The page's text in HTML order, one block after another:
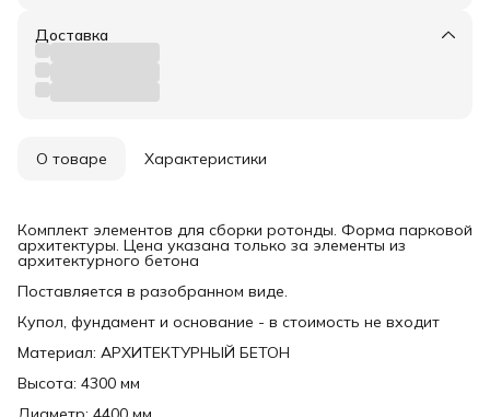
Доставка
О товаре Характеристики
Комплект элементов для сборки ротонды. Форма парковой
архитектуры. Цена указана только за элементы из
архитектурного бетона
Поставляется в разобранном виде.
Купол, фундамент и основание - в стоимость не входит
Материал: АРХИТЕКТУРНЫЙ БЕТОН
Высота: 4300 мм